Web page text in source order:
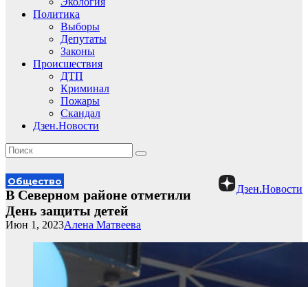
Политика
Выборы
Депутаты
Законы
Происшествия
ДТП
Криминал
Пожары
Скандал
Дзен.Новости
Дзен.Новости
Общество
В Северном районе отметили
День защиты детей
Алена Матвеева
Июн 1, 2023